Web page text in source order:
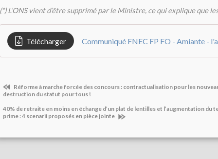
(*) L’ONS vient d’être supprimé par le Ministre, ce qui explique que
Télécharger
Réforme à marche forcée des concours : contractualisation pour les
destruction du statut pour tous !
40% de retraite en moins en échange d’un plat de lentilles et l’augmentation du
prime : 4 scenarii proposés en pièce jointe